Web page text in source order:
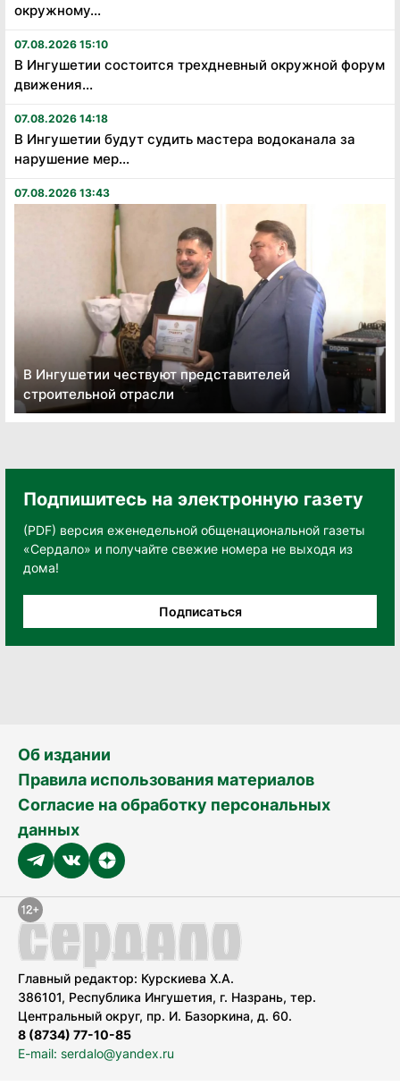
окружному...
07.08.2026 15:10
В Ингушетии состоится трехдневный окружной форум
движения...
07.08.2026 14:18
В Ингушетии будут судить мастера водоканала за
нарушение мер...
07.08.2026 13:43
В Ингушетии чествуют представителей
строительной отрасли
Подпишитесь на электронную газету
(PDF) версия еженедельной общенациональной газеты
«Сердало» и получайте свежие номера не выходя из
дома!
Подписаться
Об издании
Правила использования материалов
Согласие на обработку персональных
данных
Главный редактор: Курскиева Х.А.
386101, Республика Ингушетия, г. Назрань, тер.
Центральный округ, пр. И. Базоркина, д. 60.
8 (8734) 77-10-85
E-mail: serdalo@yandex.ru